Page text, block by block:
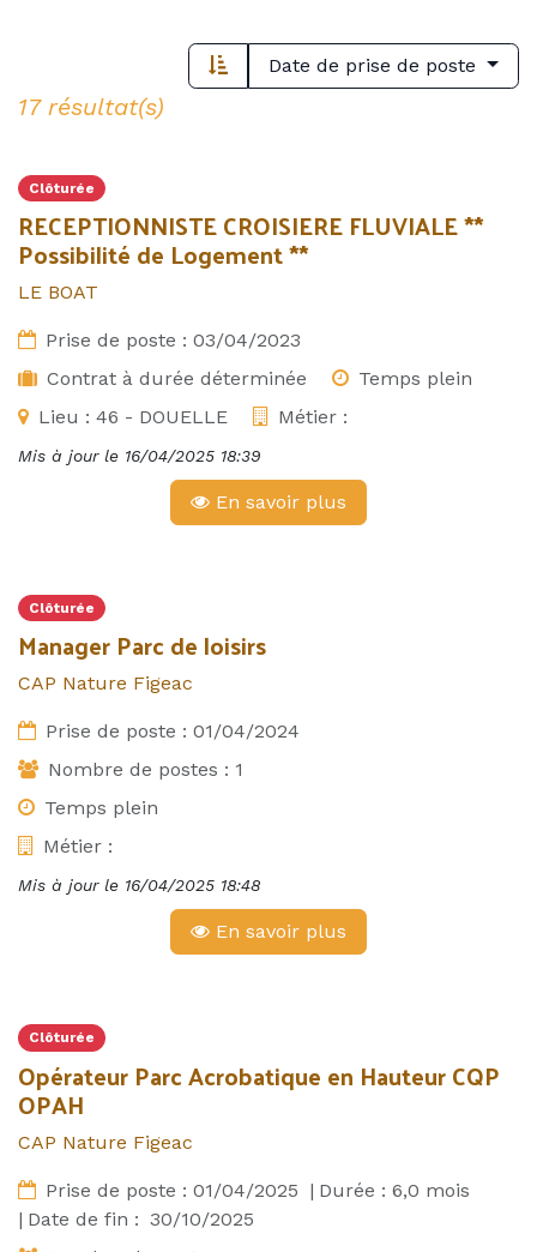
Date de prise de poste
17 résultat(s)
Clôturée
RECEPTIONNISTE CROISIERE FLUVIALE **
Possibilité de Logement **
LE BOAT
Prise de poste : 03/04/2023
Contrat à durée déterminée
Temps plein
Lieu : 46 - DOUELLE Métier :
Mis à jour le 16/04/2025 18:39
En savoir plus
Clôturée
Manager Parc de loisirs
CAP Nature Figeac
Prise de poste : 01/04/2024
Nombre de postes : 1
Temps plein
Métier :
Mis à jour le 16/04/2025 18:48
En savoir plus
Clôturée
Opérateur Parc Acrobatique en Hauteur CQP
OPAH
CAP Nature Figeac
Prise de poste : 01/04/2025 | Durée : 6,0 mois
| Date de fin : 30/10/2025